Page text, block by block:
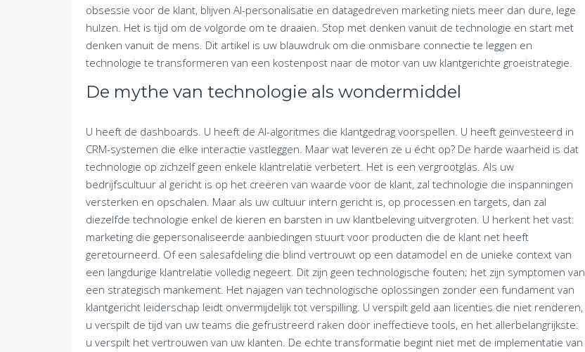
obsessie voor de klant, blijven AI-personalisatie en datagedreven marketing niets meer dan dure, lege
hulzen. Het is tijd om de volgorde om te draaien. Stop met denken vanuit de technologie en start met
denken vanuit de mens. Dit artikel is uw blauwdruk om die onmisbare connectie te leggen en
technologie te transformeren van een kostenpost naar de motor van uw klantgerichte groeistrategie.
De mythe van technologie als wondermiddel
U heeft de dashboards. U heeft de AI-algoritmes die klantgedrag voorspellen. U heeft geïnvesteerd in
CRM-systemen die elke interactie vastleggen. Maar wat leveren ze u écht op? De harde waarheid is dat
technologie op zichzelf geen enkele klantrelatie verbetert. Het is een vergrootglas. Als uw
bedrijfscultuur al gericht is op het creëren van waarde voor de klant, zal technologie die inspanningen
versterken en opschalen. Maar als uw cultuur intern gericht is, op processen en targets, dan zal
diezelfde technologie enkel de kieren en barsten in uw klantbeleving uitvergroten. U herkent het vast:
marketing die gepersonaliseerde aanbiedingen stuurt voor producten die de klant net heeft
geretourneerd. Of een salesafdeling die blind vertrouwt op een datamodel en de unieke context van
een langdurige klantrelatie volledig negeert. Dit zijn geen technologische fouten; het zijn symptomen van
een strategisch mankement. Het najagen van technologische oplossingen zonder een fundament van
klantgericht leiderschap leidt onvermijdelijk tot verspilling. U verspilt geld aan licenties die niet renderen,
u verspilt de tijd van uw teams die gefrustreerd raken door ineffectieve tools, en het allerbelangrijkste:
u verspilt het vertrouwen van uw klanten. De echte transformatie begint niet met de implementatie van